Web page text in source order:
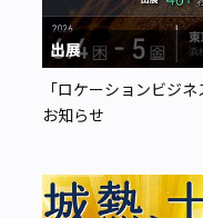
出展
「ロケーションビジ
お知らせ